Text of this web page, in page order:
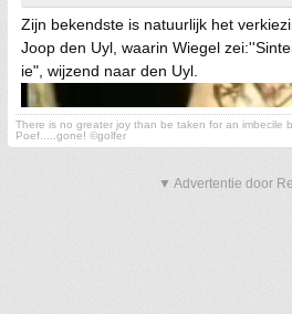
Zijn bekendste is natuurlijk het
Joop den Uyl, waarin Wiegel
ie", wijzend naar den Uyl.
There is no greater joy than be taken for an imbecile
Poef.....gone! ©golfer
▼ Advertentie door